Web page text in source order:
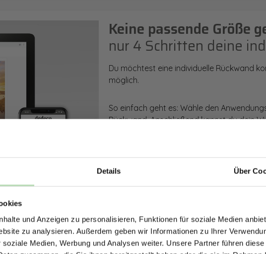
Details Über
und Anzeigen zu personalisieren, Funktionen für soziale Medien
zu analysieren. Außerdem geben wir Informationen zu Ihrer
Medien, Werbung und Analysen weiter. Unsere Partner führen
Keine passende Größe
nur 4 Schritten deine
Du möchtest eine individuelle Rückwand
möglich.
So einfach geht es: Wähle den
Rückwand. Anschließend kannst du dein
Mithilfe unseres Konfigurators werden dir
dargestellt. Parallel erhältst du dein
bestellen kannst.
Zum Konfigurator
Jetzt zum Newsletter anmelden.